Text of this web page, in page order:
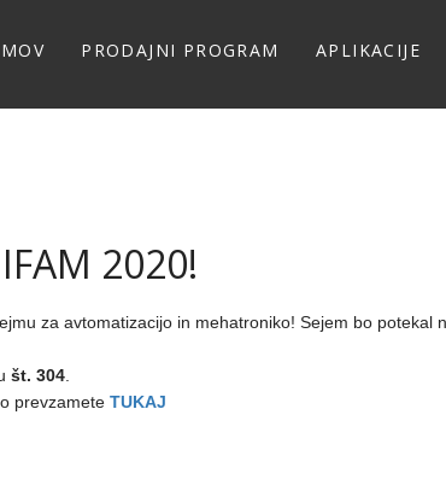
PRODAJNI PROGRAM APLIKACIJE
2020!
za avtomatizacijo in mehatroniko! Sejem bo potekal
št. 304.
prevzamete TUKAJ